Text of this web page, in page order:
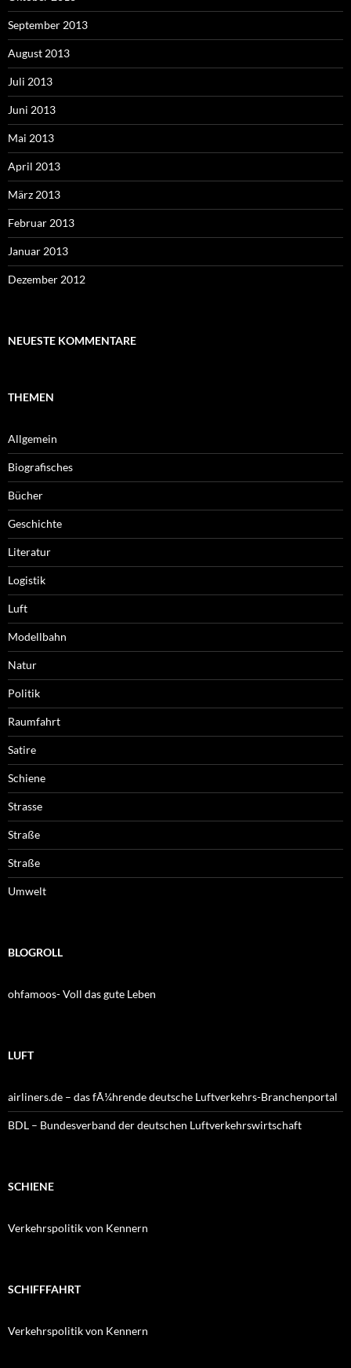
September 2013
August 2013
Juli 2013
Juni 2013
Mai 2013
April 2013
März 2013
Februar 2013
Januar 2013
Dezember 2012
NEUESTE KOMMENTARE
THEMEN
Allgemein
Biografisches
Bücher
Geschichte
Literatur
Logistik
Luft
Modellbahn
Natur
Politik
Raumfahrt
Satire
Schiene
Strasse
Straße
Straße
Umwelt
BLOGROLL
ohfamoos- Voll das gute Leben
LUFT
airliners.de – das fÃ¼hrende deutsche Luftverkehrs-Branchenportal
BDL – Bundesverband der deutschen Luftverkehrswirtschaft
SCHIENE
Verkehrspolitik von Kennern
SCHIFFFAHRT
Verkehrspolitik von Kennern